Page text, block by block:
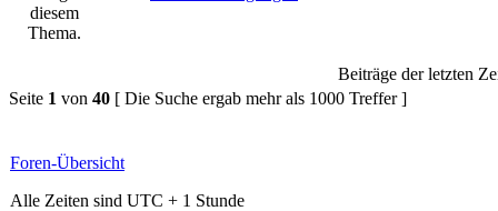
Beiträge der letzten
Seite 1 von 40 [ Die Suche ergab mehr als 1000 Treffer ]
Foren-Übersicht
Alle Zeiten sind UTC + 1 Stunde